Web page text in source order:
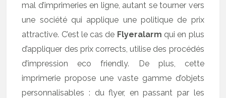
mal d’imprimeries en ligne, autant se tourner vers
une société qui applique une politique de prix
attractive. C’est le cas de Flyeralarm qui en plus
d’appliquer des prix corrects, utilise des procédés
d’impression eco friendly. De plus, cette
imprimerie propose une vaste gamme d’objets
personnalisables : du flyer, en passant par les